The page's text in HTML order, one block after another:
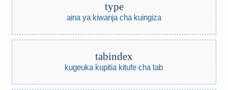
type
aina ya kiwanja cha kuingiza
tabindex
kugeuka kupitia kitufe cha tab